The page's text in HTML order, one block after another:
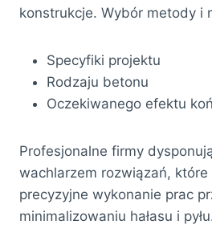
konstrukcje. Wybór metody i
Specyfiki projektu
Rodzaju betonu
Oczekiwanego efektu
Profesjonalne firmy
wachlarzem rozwiązań, które
precyzyjne wykonanie prac
minimalizowaniu hałasu i